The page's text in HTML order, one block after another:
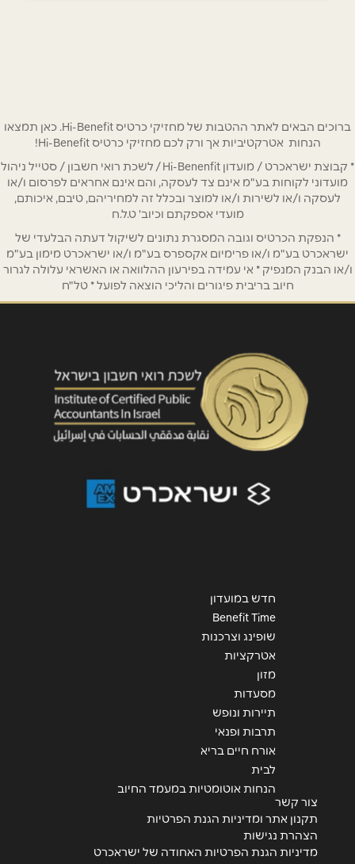
טלפון*
אימייל *
אנא חזרו אלי בקשר ל...
הודעה *
שליחה
ברוכים הבאים לאתר ההטבות של מחזיקי כרטיס Hi-Benefit. כאן תמצאו
הנחות אטרקטיביות אך ורק לכם מחזיקי כרטיס Hi-Benefit!
* קבוצת ישראכרט / מועדון Hi-Benenfit / לשכת רואי חשבון / סטייל ניהול
מועדוני לקוחות בע"מ אינם צד לעסקה, והם אינם אחראים לפרסום ו/או
לעסקה ו/או לשירות ו/או למוצר ובכלל זה למחיריהם, טיבם, איכותם,
מועדי אספקתם וכיוב' ט.ל.ח
* הנפקת הכרטיס וגובה המסגרת נתונים לשיקול דעתה הבלעדי של
ישראכרט בע"מ ו/או פרימיום אקספרס בע"מ ו/או ישראכרט מימון בע"מ
ו/או הבנק המנפיק * אי עמידה בפירעון ההלוואה או האשראי עלולה לגרור
חיוב בריבית פיגורים והליכי הוצאה לפועל * טל"ח
חדש במועדון
Benefit Time
שופינג וצרכנות
אטרקציות
מזון
מסעדות
תיירות ונופש
תרבות ופנאי
אורח חיים בריא
לבית
הנחות אוטומטיות במעמד החיוב
צור קשר
תקנון אתר ומדיניות הגנת הפרטיות
הצהרת נגישות
מדיניות הגנת הפרטיות האחודה של ישראכרט